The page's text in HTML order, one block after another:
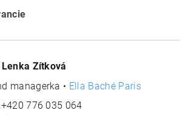
Zítková
managerka • Ella Baché Paris
+420 776 035 064